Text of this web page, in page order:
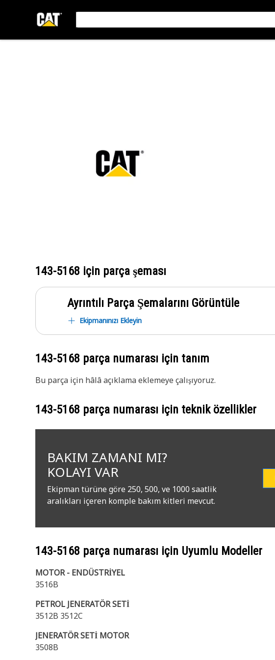
143-5168 için parça şeması
Ayrıntılı Parça Şemalarını Görüntüle
Ekipmanınızı Ekleyin
143-5168 parça numarası için tanım
Bu parça için hâlâ açıklama eklemeye çalışıyoruz.
143-5168 parça numarası için teknik özellikler
BAKIM ZAMANI MI?
KOLAYI VAR
Ekipman türüne göre 250, 500, ve 1000 saatlik
aralıkları içeren komple bakım kitleri mevcut.
143-5168 parça numarası için Uyumlu Modeller
MOTOR - ENDÜSTRİYEL
3516B
PETROL JENERATÖR SETİ
3512B 3512C
JENERATÖR SETİ MOTOR
3508B